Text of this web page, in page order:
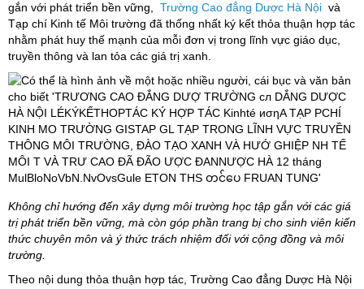
gắn với phát triển bền vững, Trường Cao đẳng Dược Hà Nội và
Tạp chí Kinh tế Môi trường đã thống nhất ký kết thỏa thuận hợp tác
nhằm phát huy thế mạnh của mỗi đơn vị trong lĩnh vực giáo dục,
truyền thông và lan tỏa các giá trị xanh.
Không chỉ hướng đến xây dựng môi trường học tập gắn với các giá
trị phát triển bền vững, mà còn góp phần trang bị cho sinh viên kiến
thức chuyên môn và ý thức trách nhiệm đối với cộng đồng và môi
trường.
Theo nội dung thỏa thuận hợp tác, Trường Cao đẳng Dược Hà Nội